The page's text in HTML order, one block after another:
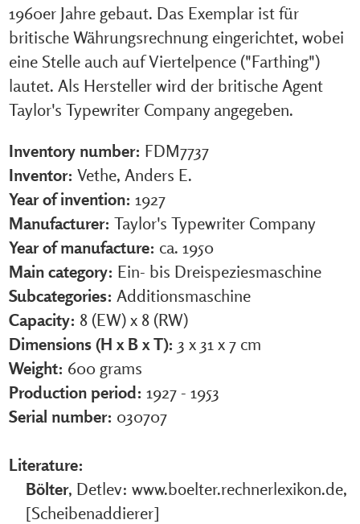
1960er Jahre gebaut. Das Exemplar ist für
britische Währungsrechnung eingerichtet, wobei
eine Stelle auch auf Viertelpence ("Farthing")
lautet. Als Hersteller wird der britische Agent
Taylor's Typewriter Company angegeben.
Inventory number: FDM7737
Inventor: Vethe, Anders E.
Year of invention: 1927
Manufacturer: Taylor's Typewriter Company
Year of manufacture: ca. 1950
Main category: Ein- bis Dreispeziesmaschine
Subcategories: Additionsmaschine
Capacity: 8 (EW) x 8 (RW)
Dimensions (H x B x T): 3 x 31 x 7 cm
Weight: 600 grams
Production period: 1927 - 1953
Serial number: 030707
Literature:
Bölter, Detlev: www.boelter.rechnerlexikon.de,
[Scheibenaddierer]